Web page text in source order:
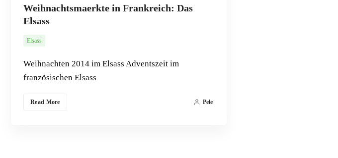
Weihnachtsmaerkte in Frankreich: Das
Elsass
Elsass
Weihnachten 2014 im Elsass Adventszeit im
französischen Elsass
Read More Pele